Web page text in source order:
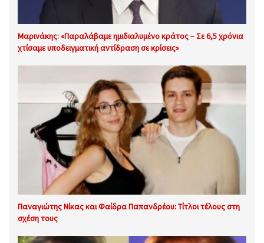
Μαρινάκης: «Παραλάβαμε ημιδιαλυμένο κράτος – Σε 6,5 χρόνια
χτίσαμε υποδειγματική αντίδραση σε κρίσεις»
Παναγιώτης Νίκας και Φαίδρα Παπανδρέου: Τίτλοι τέλους στη
σχέση τους